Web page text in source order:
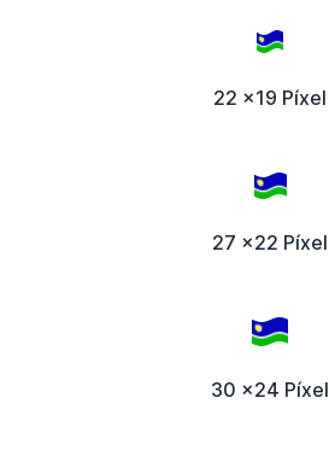
22 x19 Píxel
27 x22 Píxel
30 x24 Píxel